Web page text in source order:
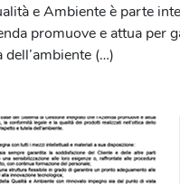
e Ambiente è parte
promuove e attua
(…)